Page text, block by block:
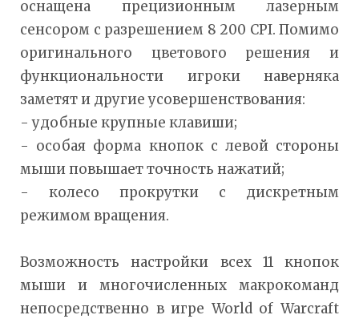
оснащена прецизионным лазерным
сенсором с разрешением 8 200 CPI. Помимо
оригинального цветового решения и
функциональности игроки наверняка
заметят и другие усовершенствования:
- удобные крупные клавиши;
- особая форма кнопок с левой стороны
мыши повышает точность нажатий;
- колесо прокрутки с дискретным
режимом вращения.
Возможность настройки всех 11 кнопок
мыши и многочисленных макрокоманд
непосредственно в игре World of Warcraft